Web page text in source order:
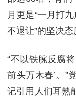
月更是“一月打
不退让”的坚决态
“不以铁腕反腐
前头万木春’。”
记引用人们耳熟